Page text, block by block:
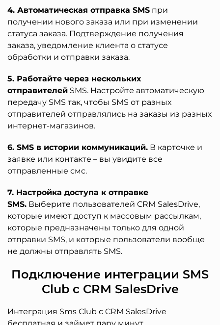
4. Автоматическая отправка SMS при
получении нового заказа или при изменении
статуса заказа. Подтверждение получения
заказа, уведомление клиента о статусе
обработки и отправки заказа.
5. Работайте через нескольких
отправителей SMS. Настройте автоматическую
передачу SMS так, чтобы SMS от разных
отправителей отправлялись на заказы из разных
интернет-магазинов.
6. SMS в истории коммуникаций. В карточке и
заявке или контакте – вы увидите все
отправленные смс.
7. Настройка доступа к отправке
SMS. Выберите пользователей CRM SalesDrive,
которые имеют доступ к массовым рассылкам,
которые предназначены только для одной
отправки SMS, и которые пользователи вообще
не должны отправлять SMS.
Подключение интеграции SMS
Club с CRM SalesDrive
Интеграция Sms Club с CRM SalesDrive